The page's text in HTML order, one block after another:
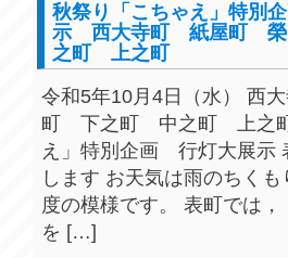
秋祭り「こちゃえ」特別
示 西大寺町 紙屋町
之町 上之町
令和5年10月4日（水）
町 下之町 中之町 上之町
え」特別企画 行灯大展示
します お天気は雨のちく
度の模様です。 表町では，
を […]